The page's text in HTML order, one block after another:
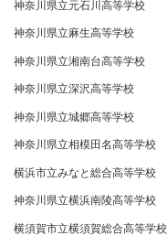
神奈川県立元石川高等学校
神奈川県立麻生高等学校
神奈川県立湘南台高等学校
神奈川県立深沢高等学校
神奈川県立城郷高等学校
神奈川県立相模田名高等学校
横浜市立みなと総合高等学校
神奈川県立横浜南陵高等学校
横須賀市立横須賀総合高等学校